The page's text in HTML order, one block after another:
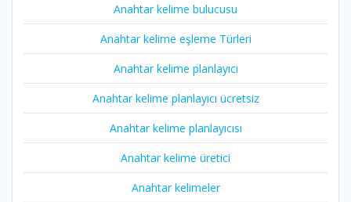
Anahtar kelime bulucusu
Anahtar kelime eşleme Türleri
Anahtar kelime planlayıcı
Anahtar kelime planlayıcı ücretsiz
Anahtar kelime planlayıcısı
Anahtar kelime üretici
Anahtar kelimeler